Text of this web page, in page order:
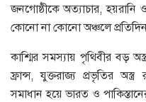
জনগোষ্ঠীকে অত্যাচার,
কোনো না কোনো অঞ্চলে
কাশ্মির সমস্যায় পৃথিবীর বড়
ফ্রান্স, যুক্তরাজ্য প্রভৃতির
সমাধান হয়ে ভারত ও